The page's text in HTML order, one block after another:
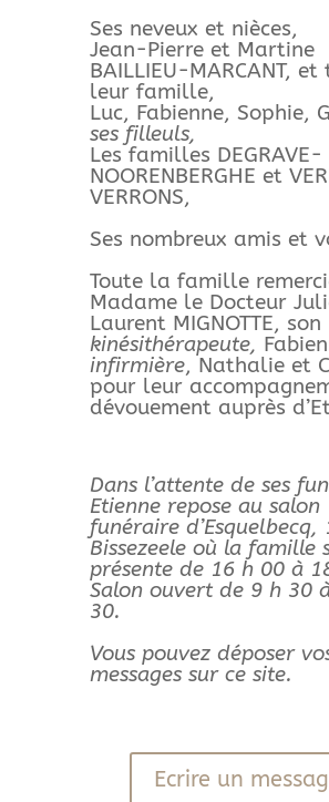
Ses neveux et nièces,
Jean-Pierre et Martine
BAILLIEU-MARCANT,
leur famille,
Luc, Fabienne, Sophie,
ses filleuls,
Les familles DEGRAVE-
NOORENBERGHE et
VERRONS,
Ses nombreux amis et
Toute la famille
Madame le Docteur
Laurent MIGNOTTE, son
kinésithérapeute,
infirmière, Nathalie et
pour leur
dévouement auprès
Dans l’attente de ses
Etienne repose au salon
funéraire d’Esquelbecq,
Bissezeele où la famille
présente de 16 h 00 à
Salon ouvert de 9 h 30
30.
Vous pouvez déposer
messages sur ce site.
Ecrire un